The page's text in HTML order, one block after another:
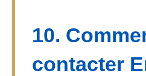
10.
contacter